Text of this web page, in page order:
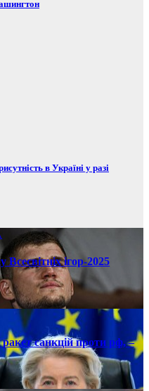
в Україні у разі
ігор-2025
санкцій проти рф, –